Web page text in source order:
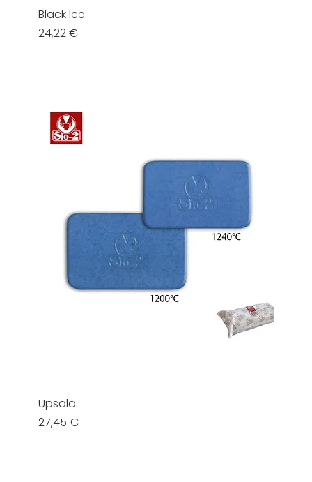
Black Ice
Prezzo
24,22 €
Upsala
Prezzo
27,45 €